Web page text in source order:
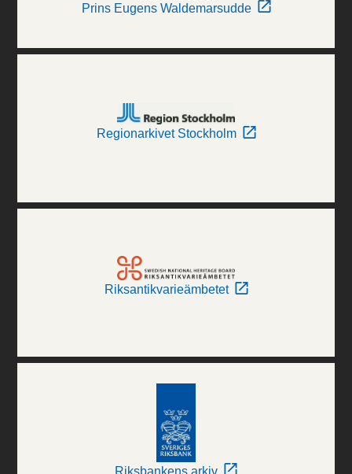
Prins Eugens Waldemarsudde
Regionarkivet Stockholm
Riksantikvarieämbetet
Riksbankens arkiv